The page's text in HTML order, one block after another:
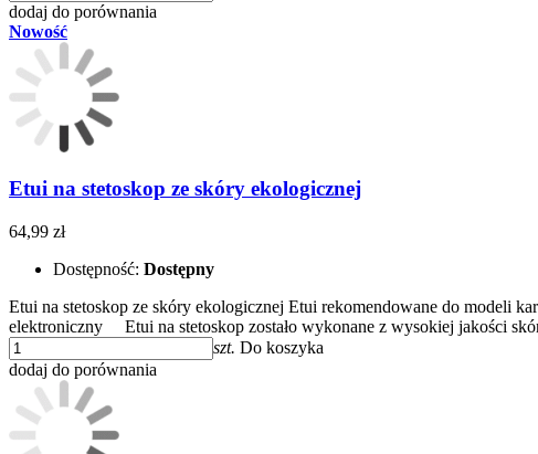
dodaj do porównania
Nowość
Etui na stetoskop ze skóry ekologicznej
64,99 zł
Dostępność: Dostępny
Etui na stetoskop ze skóry ekologicznej Etui rekomendowane do
elektroniczny​ Etui na stetoskop zostało wykonane z wysokiej jakości
szt. Do koszyka
dodaj do porównania